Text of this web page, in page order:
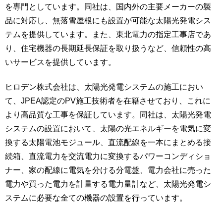
を専門としています。同社は、国内外の主要メーカーの製
品に対応し、無落雪屋根にも設置が可能な太陽光発電シス
テムを提供しています。また、東北電力の指定工事店であ
り、住宅機器の長期延長保証を取り扱うなど、信頼性の高
いサービスを提供しています。
ヒロデン株式会社は、太陽光発電システムの施工におい
て、JPEA認定のPV施工技術者を在籍させており、これに
より高品質な工事を保証しています。同社は、太陽光発電
システムの設置において、太陽の光エネルギーを電気に変
換する太陽電池モジュール、直流配線を一本にまとめる接
続箱、直流電力を交流電力に変換するパワーコンディショ
ナー、家の配線に電気を分ける分電盤、電力会社に売った
電力や買った電力を計量する電力量計など、太陽光発電シ
ステムに必要な全ての機器の設置を行っています。